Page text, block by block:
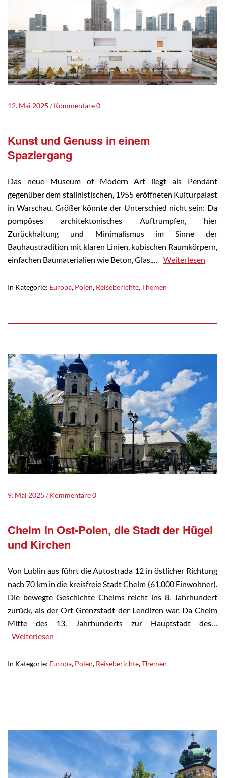
12. Mai 2025 Kommentare 0
Kunst und Genuss in einem
Spaziergang
Das neue Museum of Modern Art liegt als Pendant
gegenüber dem stalinistischen, 1955 eröffneten Kulturpalast
in Warschau. Größer könnte der Unterschied nicht sein: Da
pompöses architektonisches Auftrumpfen, hier
Zurückhaltung und Minimalismus im Sinne der
Bauhaustradition mit klaren Linien, kubischen Raumkörpern,
einfachen Baumaterialien wie Beton, Glas,…
Weiterlesen
In Kategorie: Europa, Polen, Reiseberichte,Themen
9. Mai 2025 Kommentare 0
Chelm in Ost-Polen, die Stadt der Hügel
und Kirchen
Von Lublin aus führt die Autostrada 12 in östlicher Richtung
nach 70 km in die kreisfreie Stadt Chelm (61.000 Einwohner).
Die bewegte Geschichte Chelms reicht ins 8. Jahrhundert
zurück, als der Ort Grenzstadt der Lendizen war. Da Chelm
Mitte des 13. Jahrhunderts zur Hauptstadt des…
Weiterlesen
In Kategorie: Europa, Polen, Reiseberichte,Themen